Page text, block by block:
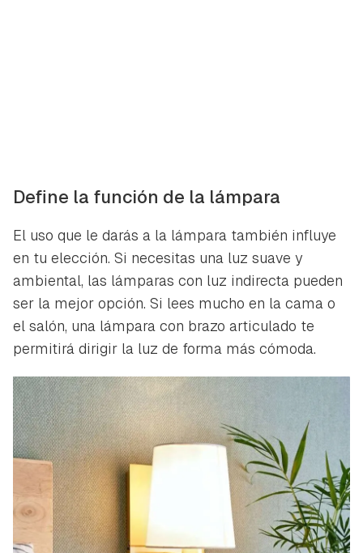
Define la función de la lámpara
El uso que le darás a la lámpara también influye
en tu elección. Si necesitas una luz suave y
ambiental, las lámparas con luz indirecta pueden
ser la mejor opción. Si lees mucho en la cama o
el salón, una lámpara con brazo articulado te
permitirá dirigir la luz de forma más cómoda.